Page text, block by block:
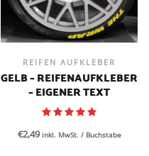
REIFEN AUFKLEBER
GELB – REIFENAUFKLEBER
– EIGENER TEXT
€2,49 inkl. MwSt./ Buchstabe